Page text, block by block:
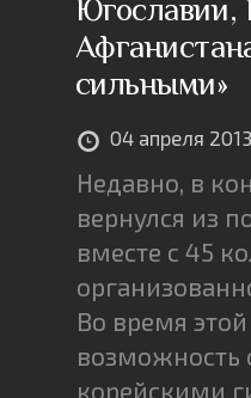
Югославии,
сильными»
04 апреля 2013
Недавно, в
вернулся из
вместе с 45
Во время
возможность
корейскими